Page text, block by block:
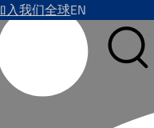
入我们全球EN